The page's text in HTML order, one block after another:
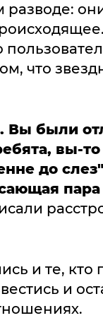
что
Вы были
вы-
до
пара
и те, кто
и